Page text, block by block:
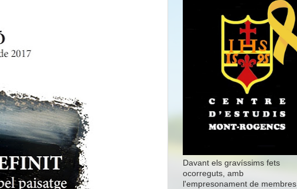
Davant els gravíssims fets
ocorreguts, amb
l'empresonament de membres